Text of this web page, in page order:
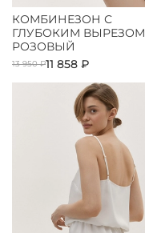
КОМБИНЕЗОН С
ГЛУБОКИМ ВЫРЕЗОМ
РОЗОВЫЙ
13 950 ₽11 858 ₽